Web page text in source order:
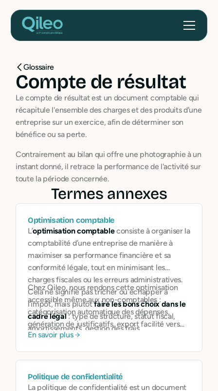
Glossaire
Compte de résultat
Le compte de résultat est un document comptable qui
récapitule l'ensemble des charges et des produits d'une
entreprise sur un exercice, afin de déterminer son
bénéfice ou sa perte.
Contrairement au bilan qui offre une photographie à un
instant donné, il retrace la performance de l'activité sur
toute la période concernée.
Termes annexes
Optimisation comptable
L’optimisation comptableconsiste à organiser la
comptabilité d’une entreprise de manière à
maximiser sa performance financière et sa
conformité légale, tout en minimisant les
charges fiscales ou les erreurs administratives.
Cela ne signifie pas tricher ou échapper à
l’impôt, mais plutôtfaire les bons choix dans le
cadre légal: type de structure, statut fiscal,
amortissements, gestion des frais…
Chez Qileo, nous rendons cette optimisation
accessible même aux non-comptables :
catégorisation automatique des dépenses,
génération de justificatifs, export facilité vers
l’expert-comptable, suivi des échéances
professionnels pour qu’ils gagnent du temps,
évitent les erreurs, et se concentrent sur leur
mission.
En savoir plus
Politique de confidentialité
La politique de confidentialité est un document